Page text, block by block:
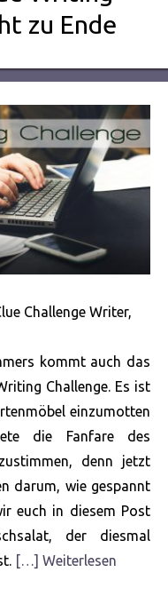
zu Ende
Challenge Writer,
kommt auch das
Challenge. Es ist
einzumotten
die Fanfare des
denn jetzt
darum, wie gespannt
euch in diesem Post
der diesmal
[…] Weiterlesen